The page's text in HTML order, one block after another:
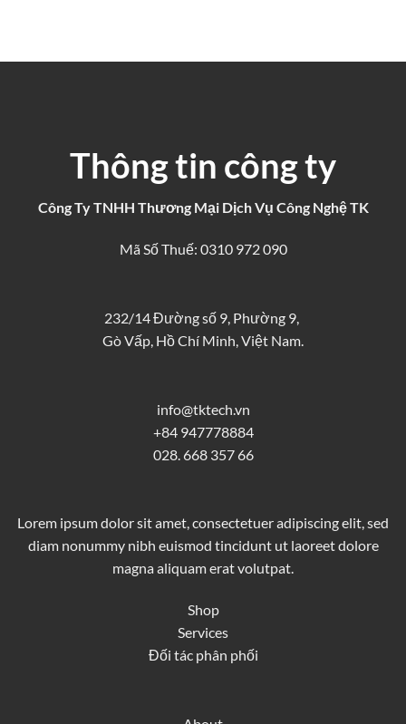
Thông tin công ty
Công Ty TNHH Thương Mại Dịch Vụ Công Nghệ TK
Mã Số Thuế: 0310 972 090
232/14 Đường số 9, Phường 9,
Gò Vấp, Hồ Chí Minh, Việt Nam.
info@tktech.vn
+84 947778884
028. 668 357 66
Lorem ipsum dolor sit amet, consectetuer adipiscing elit, sed
diam nonummy nibh euismod tincidunt ut laoreet dolore
magna aliquam erat volutpat.
Shop
Services
Đối tác phân phối